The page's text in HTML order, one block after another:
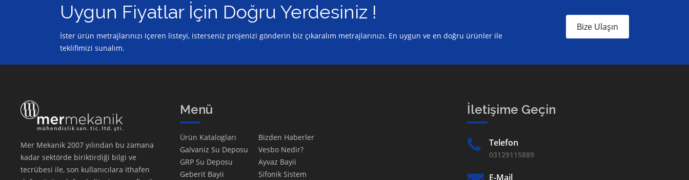
Uygun Fiyatlar İçin Doğru Yerdesiniz !
İster ürün metrajlarınızı içeren listeyi, isterseniz projenizi gönderin biz çıkaralım metrajlarınızı. En uygun ve en doğru ürünler ile
teklifimizi sunalım.
Bize Ulaşın
Mer Mekanik 2007 yılından bu zamana
kadar sektörde biriktirdiği bilgi ve
tecrübesi ile, son kullanıcılara ithafen
Menü
Ürün Katalogları
Bizden Haberler
Galvaniz Su Deposu
Vesbo Nedir?
GRP Su Deposu
Ayvaz Bayii
Geberit Bayii
Sifonik Sistem
İletişime Geçin
Telefon
03129115889
E-Mail